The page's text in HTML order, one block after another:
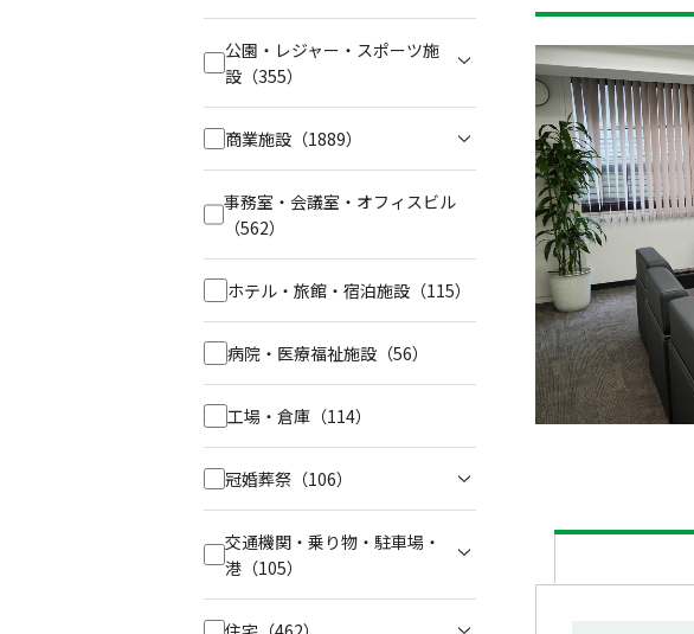
公園・レジャー・スポーツ施
設 （355）
商業施設 （1889）
事務室・会議室・オフィスビル
（562）
ホテル・旅館・宿泊施設 （115）
病院・医療福祉施設 （56）
工場・倉庫 （114）
冠婚葬祭 （106）
交通機関・乗り物・駐車場・
港 （105）